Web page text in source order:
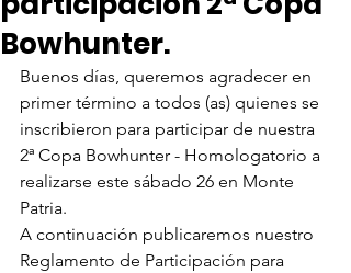
Bowhunter.
Buenos días, queremos agradecer en
primer término a todos (as) quienes se
inscribieron para participar de nuestra
2ª Copa Bowhunter - Homologatorio a
realizarse este sábado 26 en Monte
Patria.
A continuación publicaremos nuestro
Reglamento de Participación para